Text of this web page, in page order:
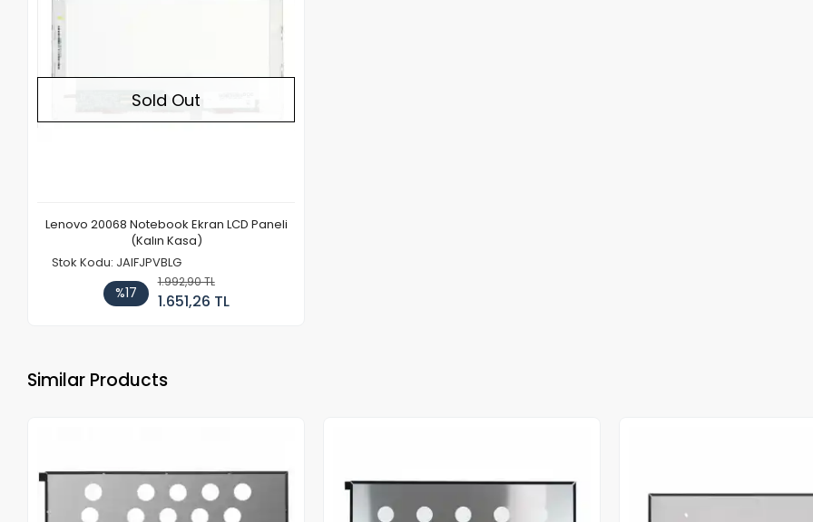
Sold Out
Lenovo 20068 Notebook Ekran LCD Paneli
(Kalın Kasa)
Stok Kodu: JAIFJPVBLG
%17
1.992,90 TL
1.651,26 TL
Similar Products